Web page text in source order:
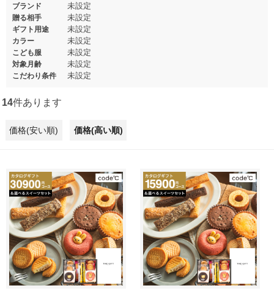
ブランド 未設定
贈る相手 未設定
ギフト用途 未設定
カラー 未設定
こども服 未設定
対象月齢 未設定
こだわり条件 未設定
14件あります
価格(安い順) 価格(高い順)